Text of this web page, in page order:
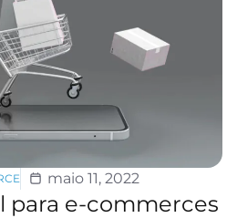
maio 11, 2022
para e-commerces